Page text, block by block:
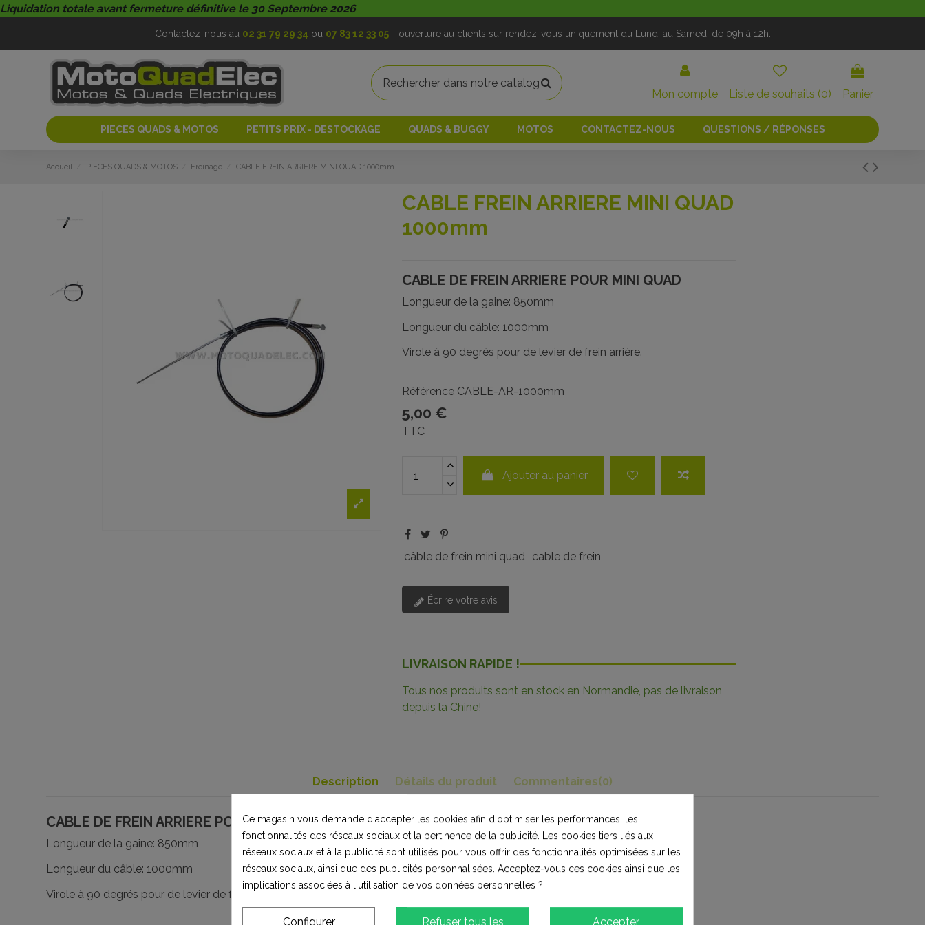
Liquidation totale avant fermeture définitive le 30 Septembre 2026
Contactez-nous au 02 31 79 29 34 ou 07 83 12 33 05- ouverture au clients sur rendez-vous uniquement du Lundi au Samedi de 09h à 12h.
Mon compte Liste de souhaits (0) Panier
PIECES QUADS & MOTOS PETITS PRIX - DESTOCKAGE QUADS & BUGGY MOTOS CONTACTEZ-NOUS QUESTIONS / RÉPONSES
Accueil PIECES QUADS & MOTOS Freinage CABLE FREIN ARRIERE MINI QUAD 1000mm
CABLE FREIN ARRIERE MINI QUAD
1000mm
CABLE DE FREIN ARRIERE POUR MINI QUAD
Longueur de la gaine: 850mm
Longueur du câble: 1000mm
Virole à 90 degrés pour de levier de frein arrière.
Référence CABLE-AR-1000mm
5,00 €
TTC
Ajouter au panier
câble de frein mini quad cable de frein
Écrire votre avis
LIVRAISON RAPIDE !
Tous nos produits sont en stock en Normandie, pas de livraison
depuis la Chine!
Description Détails du produit Commentaires(0)
CABLE DE FREIN ARRIERE POUR MINI QUAD
Longueur de la gaine: 850mm
Longueur du câble: 1000mm
Virole à 90 degrés pour de levier de frein arrière.
Ce magasin vous demande d'accepter les cookies afin d'optimiser les performances, les
fonctionnalités des réseaux sociaux et la pertinence de la publicité. Les cookies tiers liés aux
réseaux sociaux et à la publicité sont utilisés pour vous offrir des fonctionnalités optimisées sur les
réseaux sociaux, ainsi que des publicités personnalisées. Acceptez-vous ces cookies ainsi que les
implications associées à l'utilisation de vos données personnelles ?
Accepter
Refuser tous les
Configurer